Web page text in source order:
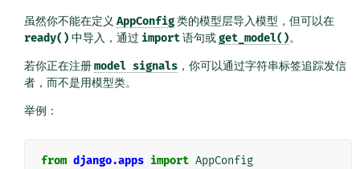
虽然你不能在定义 AppConfig类的模型层导入模型，但可以在
ready() 中导入，通过 import语句或get_model()。
若你正在注册model signals，你可以通过字符串标签追踪发信
者，而不是用模型类。
举例：
from django.apps import AppConfig